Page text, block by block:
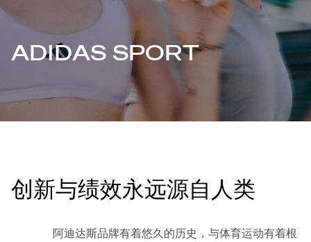
ADIDAS SPORT
创新与绩效永远源自人类
阿迪达斯品牌有着悠久的历史，与体育运动有着根